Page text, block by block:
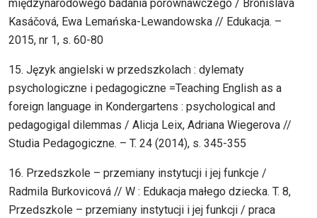
międzynarodowego badania porównawczego / Bronislava
Kasáčová, Ewa Lemańska-Lewandowska // Edukacja. –
2015, nr 1, s. 60-80
15. Język angielski w przedszkolach : dylematy
psychologiczne i pedagogiczne =Teaching English as a
foreign language in Kondergartens : psychological and
pedagogigal dilemmas / Alicja Leix, Adriana Wiegerova //
Studia Pedagogiczne. – T. 24 (2014), s. 345-355
16. Przedszkole – przemiany instytucji i jej funkcje /
Radmila Burkovicová // W : Edukacja małego dziecka. T. 8,
Przedszkole – przemiany instytucji i jej funkcji / praca